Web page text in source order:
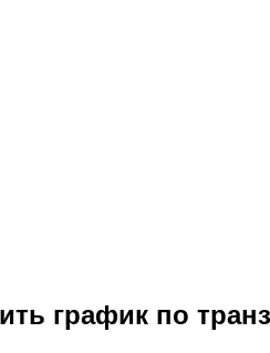
график по